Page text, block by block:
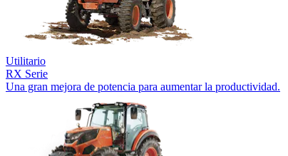
Utilitario
RX Serie
Una gran mejora de potencia para aumentar la productividad.